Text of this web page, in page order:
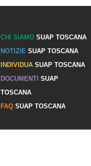
CHI SIAMOSUAP TOSCANA
NOTIZIE SUAP TOSCANA
INDIVIDUASUAP TOSCANA
DOCUMENTI SUAP
TOSCANA
FAQSUAP TOSCANA